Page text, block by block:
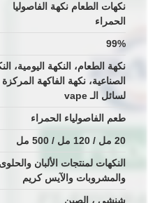
نكهات الطعام نكهة الفاصوليا
الحمراء
99%
نكهة الطعام، النكهة اليومية،
الصناعية، نكهة الفاكهة المركزة
لسائل الـ vape
طعم الفاصولياء الحمراء
20 مل / 120 مل / 500 مل
النكهات لمنتجات الألبان والحلوى
والمشروبات والآيس كريم
شنشى ، الصين